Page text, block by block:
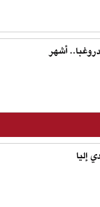
أشهر
إليا